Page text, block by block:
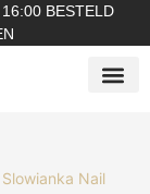
BESTELD
Slowianka Nail